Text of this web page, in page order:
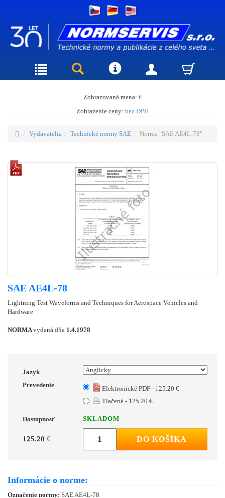
Zobrazovaná mena: €
Zobrazenie ceny: bez DPH
Vydavatelia Technické normy SAE Norma "SAE AE4L-78"
SAE AE4L-78
Lightning Test Waveforms and Techniques for Aerospace Vehicles and
Hardware
NORMAvydaná dňa 1.4.1978
Jazyk
Prevedenie
Elektronické PDF - 125.20 €
Tlačené - 125.20 €
Dostupnosť SKLADOM
125.20 € DO KOŠÍKA
Informácie o norme:
Označenie normy: SAE AE4L-78